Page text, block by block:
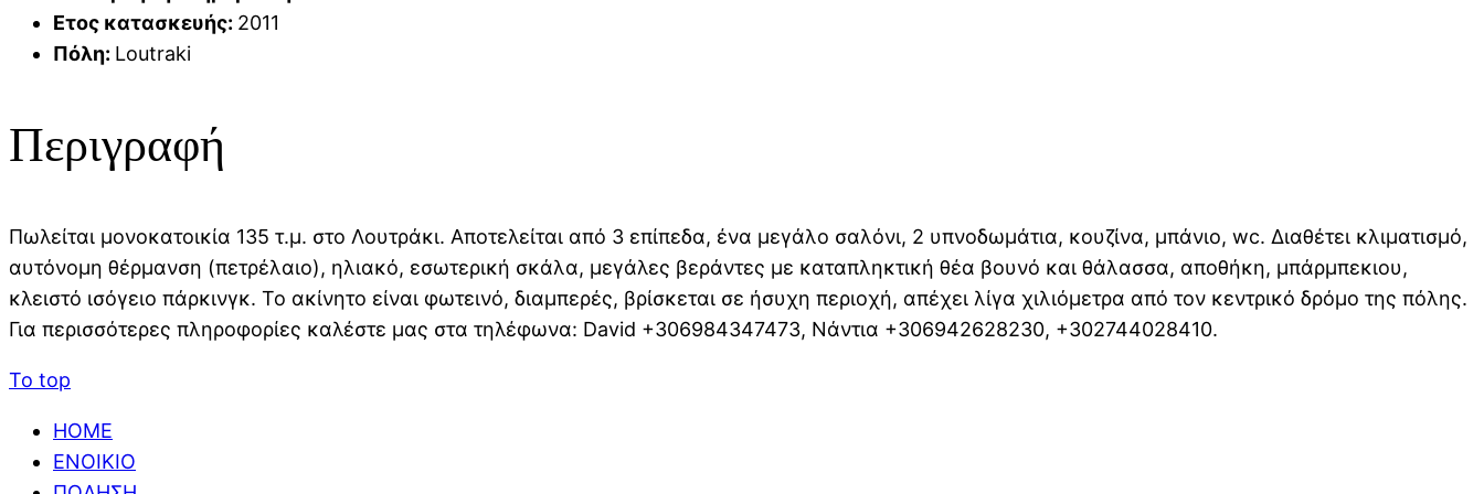
Ετος κατασκευής: 2011
Πόλη: Loutraki
Περιγραφή
Πωλείται μονοκατοικία 135 τ.μ. στο Λουτράκι. Αποτελείται από 3 επίπεδα, ένα μεγάλο σαλόνι, 2 υπνοδωμάτια, κουζίνα, μπάνιο, wc. Διαθέτει κλιματισμό,
αυτόνομη θέρμανση (πετρέλαιο), ηλιακό, εσωτερική σκάλα, μεγάλες βεράντες με καταπληκτική θέα βουνό και θάλασσα, αποθήκη, μπάρμπεκιου,
κλειστό ισόγειο πάρκινγκ. Το ακίνητο είναι φωτεινό, διαμπερές, βρίσκεται σε ήσυχη περιοχή, απέχει λίγα χιλιόμετρα από τον κεντρικό δρόμο της πόλης.
Για περισσότερες πληροφορίες καλέστε μας στα τηλέφωνα: David +306984347473, Νάντια +306942628230, +302744028410.
To top
HOME
ΕΝΟΙΚΙΟ